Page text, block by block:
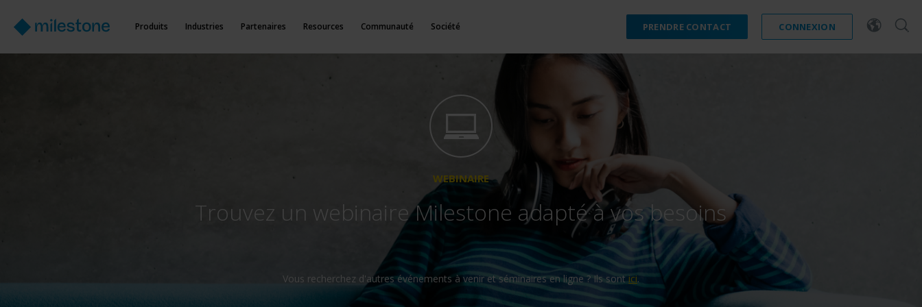
Produits Industries Partenaires Resources Communauté Société PRENDRE CONTACT CONNEXION
WEBINAIRE
Trouvez un webinaire Milestone adapté à vos besoins
Vous recherchez d'autres événements à venir et séminaires en ligne ? Ils sont ici.